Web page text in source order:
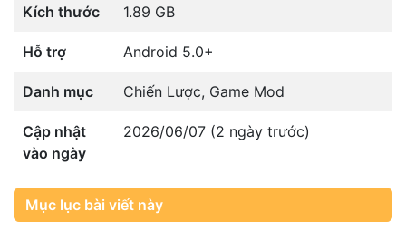
Kích thước 1.89 GB
Hỗ trợ Android 5.0+
Danh mục Chiến Lược, Game Mod
Cập nhật
vào ngày
2026/06/07 (2 ngày trước)
Mục lục bài viết này